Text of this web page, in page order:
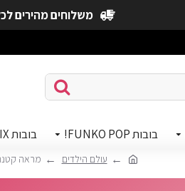
משלוחים מהירים
בובות FUNKO POP! בובות MINIX
עולם הילדים מראה